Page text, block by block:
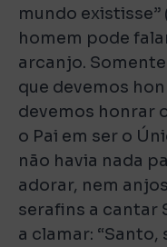
mundo existisse”
homem pode
arcanjo.
que devemos
devemos honrar
o Pai em ser o
não havia nada
adorar, nem
serafins a cantar
a clamar: “Santo,